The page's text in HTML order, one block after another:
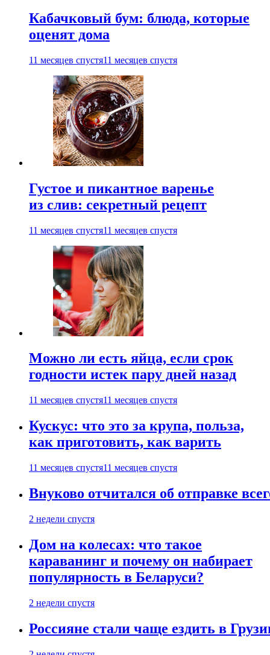
Кабачковый бум: блюда, которые
оценят дома
11 месяцев спустя11 месяцев спустя
Густое и пикантное варенье
из слив: секретный рецепт
11 месяцев спустя11 месяцев спустя
Можно ли есть яйца, если срок
годности истек пару дней назад
11 месяцев спустя11 месяцев спустя
Кускус: что это за крупа, польза,
как приготовить, как варить
11 месяцев спустя11 месяцев спустя
Внуково отчитался об отправке
2 недели спустя
Дом на колесах: что такое
караванинг и почему он набирает
популярность в Беларуси?
2 недели спустя
Россияне стали чаще ездить в